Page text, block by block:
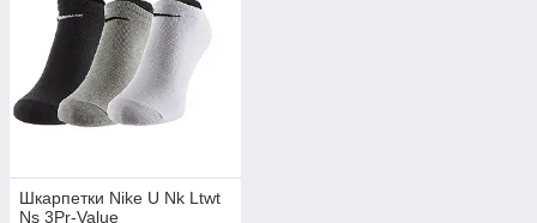
Шкарпетки Nike U Nk Ltwt
Ns 3Pr-Value